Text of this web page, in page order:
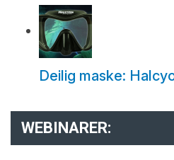
Deilig maske:
WEBINARER: